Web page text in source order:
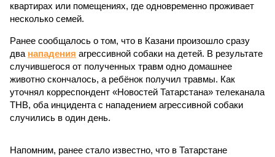
квартирах или помещениях, где одновременно проживает
несколько семей.
Ранее сообщалось о том, что в Казани произошло сразу
два нападения агрессивной собаки на детей. В результате
случившегося от полученных травм одно домашнее
животно скончалось, а ребёнок получил травмы. Как
уточнял корреспондент «Новостей Татарстана» телеканала
ТНВ, оба инцидента с нападением агрессивной собаки
случились в один день.
Напомним, ранее стало известно, что в Татарстане